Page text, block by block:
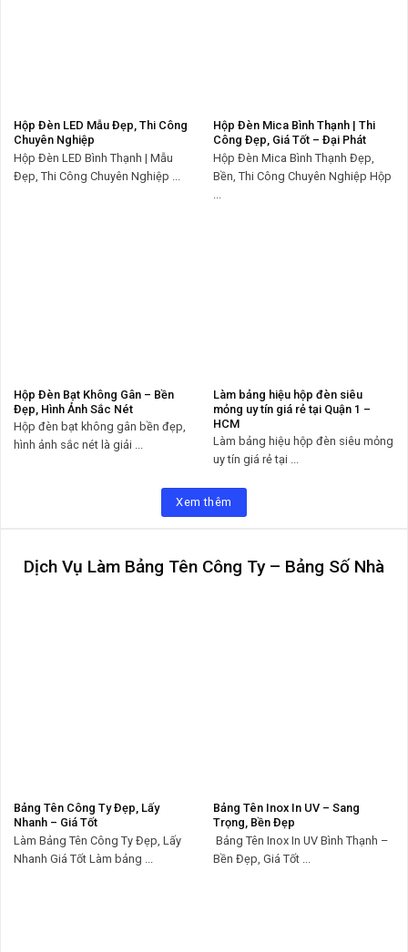
Hộp Đèn LED Mẫu Đẹp, Thi Công
Chuyên Nghiệp
Hộp Đèn LED Bình Thạnh | Mẫu
Đẹp, Thi Công Chuyên Nghiệp ...
Hộp Đèn Mica Bình Thạnh | Thi
Công Đẹp, Giá Tốt – Đại Phát
Hộp Đèn Mica Bình Thạnh Đẹp,
Bền, Thi Công Chuyên Nghiệp Hộp
Hộp Đèn Bạt Không Gân – Bền
Đẹp, Hình Ảnh Sắc Nét
Hộp đèn bạt không gân bền đẹp,
hình ảnh sắc nét là giải ...
Làm bảng hiệu hộp đèn siêu
mỏng uy tín giá rẻ tại Quận 1 –
HCM
Làm bảng hiệu hộp đèn siêu mỏng
uy tín giá rẻ tại ...
Xem thêm
Dịch Vụ Làm Bảng Tên Công Ty – Bảng Số Nhà
Bảng Tên Công Ty Đẹp, Lấy
Nhanh – Giá Tốt
Làm Bảng Tên Công Ty Đẹp, Lấy
Nhanh Giá Tốt Làm bảng ...
Bảng Tên Inox In UV – Sang
Trọng, Bền Đẹp
Bảng Tên Inox In UV Bình Thạnh –
Bền Đẹp, Giá Tốt ...